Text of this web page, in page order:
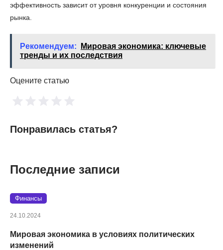
эффективность зависит от уровня конкуренции и состояния
рынка.
Рекомендуем:
Мировая экономика: ключевые
тренды и их последствия
Оцените статью
Понравилась статья?
Последние записи
Финансы
24.10.2024
Мировая экономика в условиях политических
изменений